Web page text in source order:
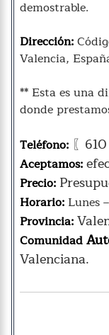
demostrable.
Dirección:
Valencia,
** Esta es una
donde
Teléfono: 〖
Aceptamos:
Precio:
Horario: Lunes
Provincia:
Comunidad
Valenciana.